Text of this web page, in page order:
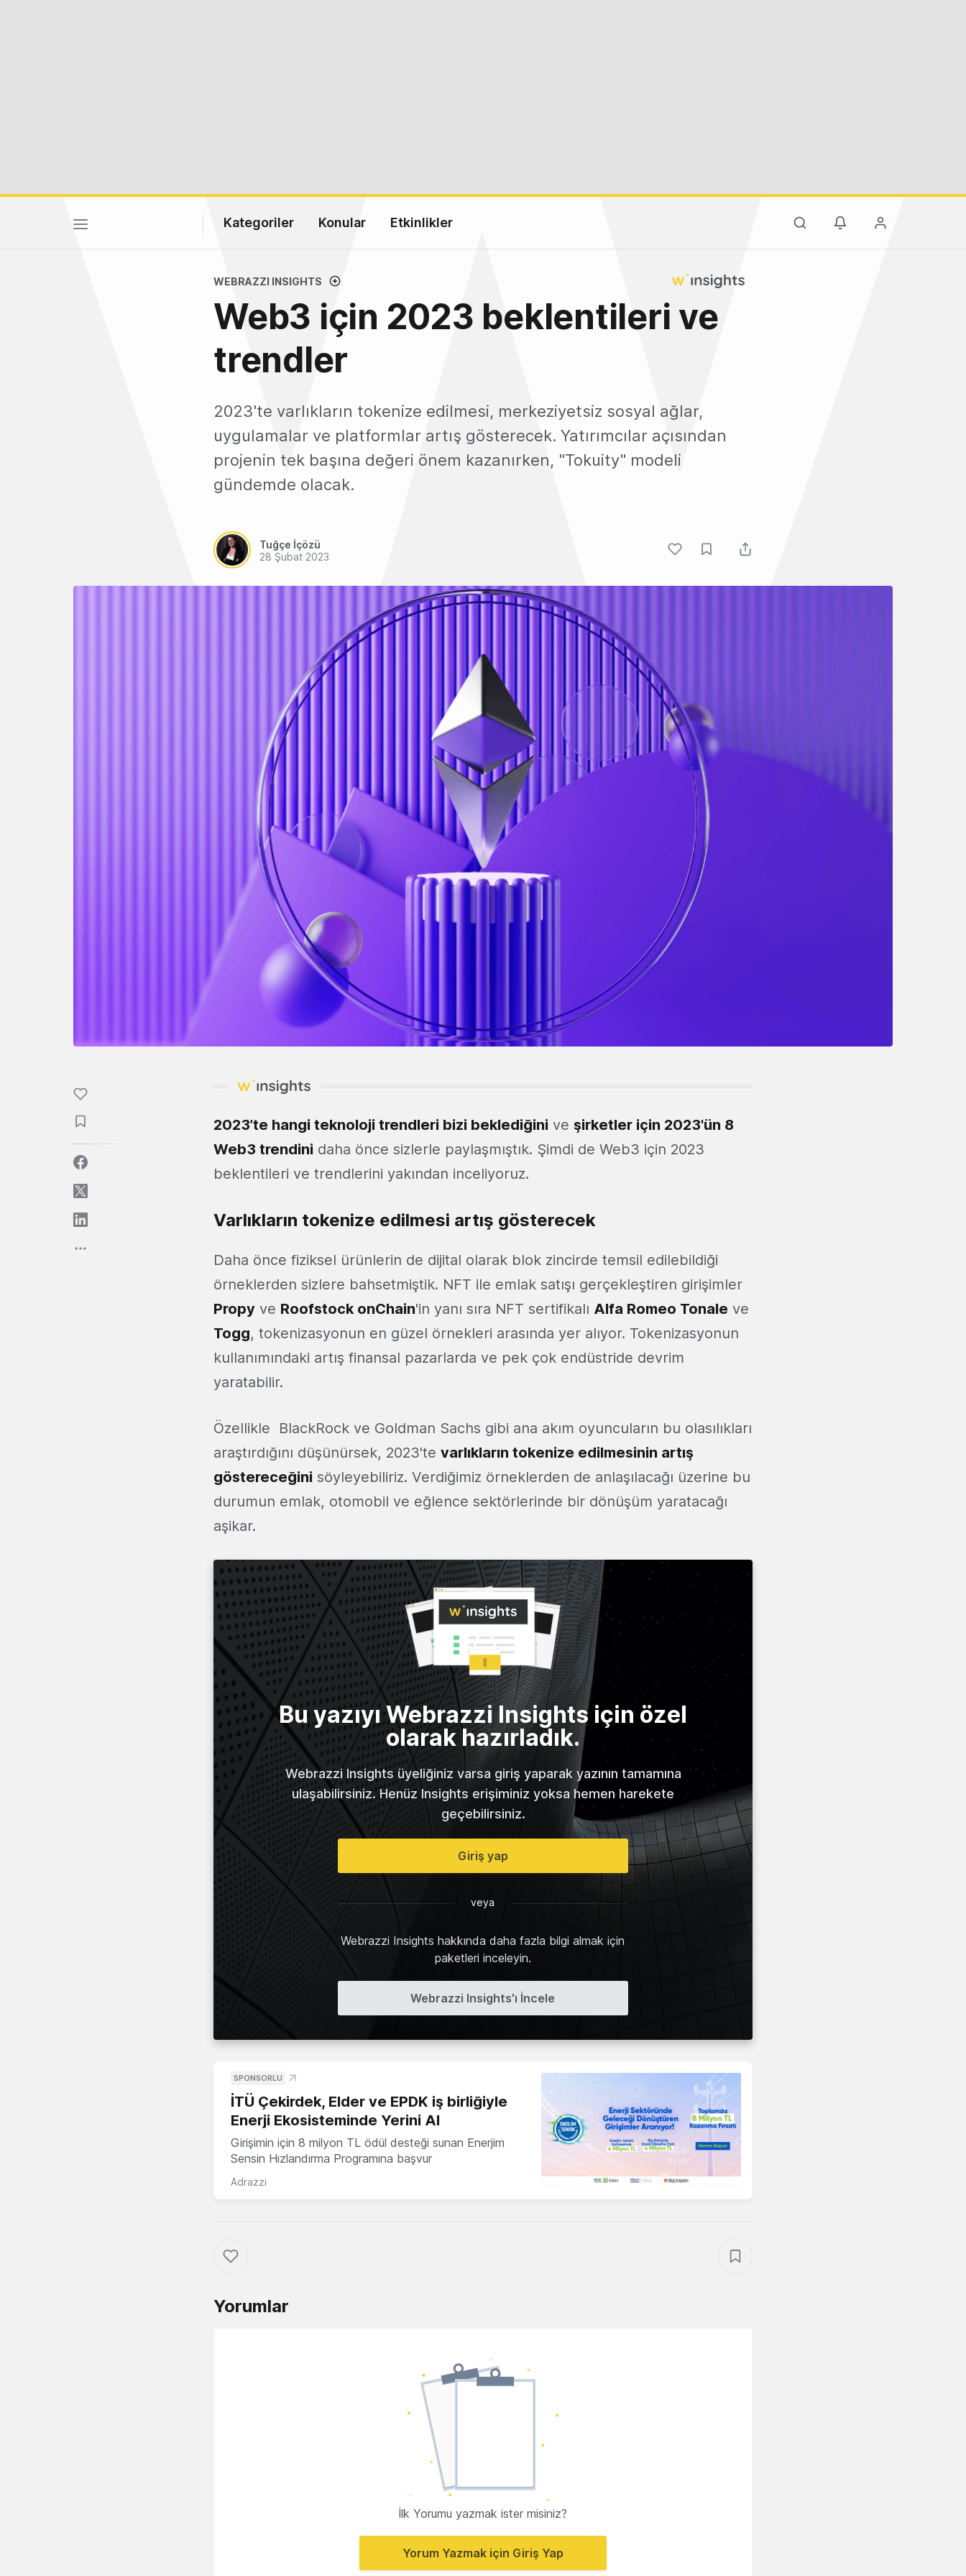
Kategoriler Konular Etkinlikler
WEBRAZZI INSIGHTS
Web3 için 2023 beklentileri ve
trendler
2023'te varlıkların tokenize edilmesi, merkeziyetsiz sosyal ağlar,
uygulamalar ve platformlar artış gösterecek. Yatırımcılar açısından
projenin tek başına değeri önem kazanırken, "Tokuity" modeli
gündemde olacak.
Tuğçe İçözü
28 Şubat 2023
2023’te hangi teknoloji trendleri bizi beklediğini ve şirketler için 2023'ün 8
Web3 trendini daha önce sizlerle paylaşmıştık. Şimdi de Web3 için 2023
beklentileri ve trendlerini yakından inceliyoruz.
Varlıkların tokenize edilmesi artış gösterecek
Daha önce fiziksel ürünlerin de dijital olarak blok zincirde temsil edilebildiği
örneklerden sizlere bahsetmiştik. NFT ile emlak satışı gerçekleştiren girişimler
Propy ve Roofstock onChain'in yanı sıra NFT sertifikalı Alfa Romeo Tonale ve
Togg, tokenizasyonun en güzel örnekleri arasında yer alıyor. Tokenizasyonun
kullanımındaki artış finansal pazarlarda ve pek çok endüstride devrim
yaratabilir.
Özellikle BlackRock ve Goldman Sachs gibi ana akım oyuncuların bu olasılıkları
araştırdığını düşünürsek, 2023'te varlıkların tokenize edilmesinin artış
göstereceğini söyleyebiliriz. Verdiğimiz örneklerden de anlaşılacağı üzerine bu
durumun emlak, otomobil ve eğlence sektörlerinde bir dönüşüm yaratacağı
aşikar.
Bu yazıyı Webrazzi Insights için özel
olarak hazırladık.
Webrazzi Insights üyeliğiniz varsa giriş yaparak yazının tamamına
ulaşabilirsiniz. Henüz Insights erişiminiz yoksa hemen harekete
geçebilirsiniz.
Giriş yap
veya
Webrazzi Insights hakkında daha fazla bilgi almak için
paketleri inceleyin.
Webrazzi Insights'ı İncele
SPONSORLU
İTÜ Çekirdek, Elder ve EPDK iş birliğiyle
Enerji Ekosisteminde Yerini Al
Girişimin için 8 milyon TL ödül desteği sunan Enerjim
Sensin Hızlandırma Programına başvur
Adrazzi
Yorumlar
İlk Yorumu yazmak ister misiniz?
Yorum Yazmak için Giriş Yap